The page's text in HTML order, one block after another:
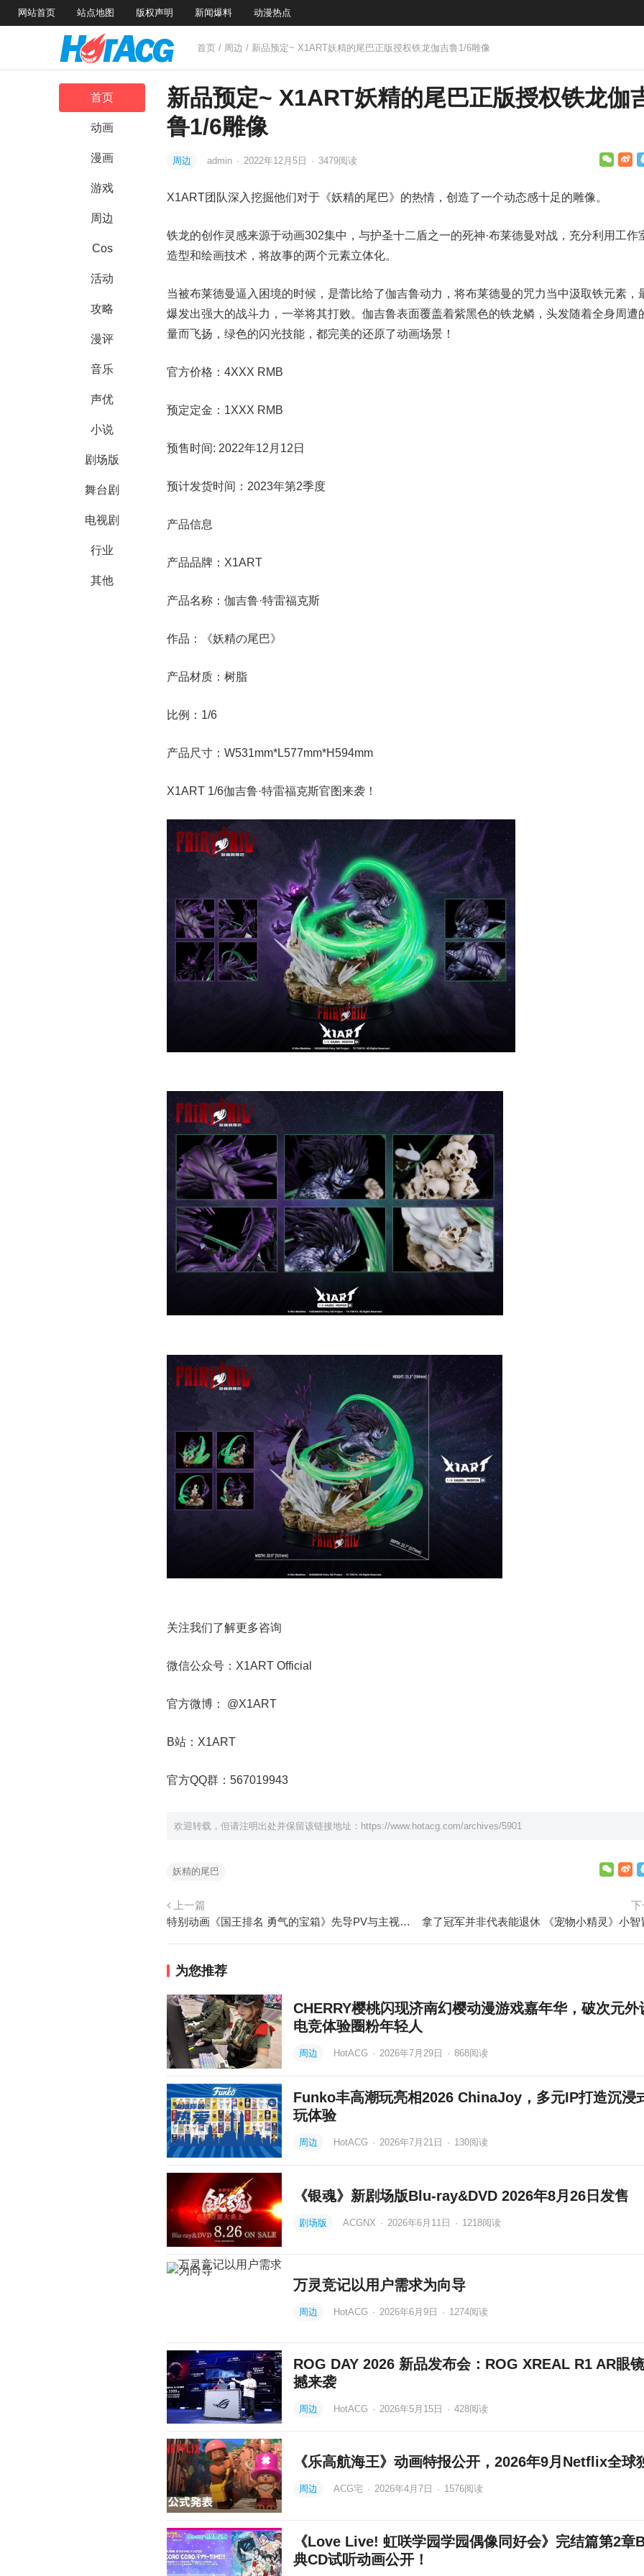
网站首页 站点地图 版权声明 新闻爆料 动漫热点
首页 / 周边 / 新品预定~ X1ART妖精的尾巴正版授权铁龙伽吉鲁1/6雕像
首页
动画
漫画
游戏
周边
Cos
活动
攻略
漫评
音乐
声优
小说
剧场版
舞台剧
电视剧
行业
其他
新品预定~ X1ART妖精的尾巴正版授权铁龙伽
鲁1/6雕像
周边 admin · 2022年12月5日 · 3479阅读
X1ART团队深入挖掘他们对于《妖精的尾巴》的热情，创造了一个动态感十足的雕像。
铁龙的创作灵感来源于动画302集中，与护圣十二盾之一的死神·布莱德曼对战，充分利用工作
造型和绘画技术，将故事的两个元素立体化。
当被布莱德曼逼入困境的时候，是蕾比给了伽吉鲁动力，将布莱德曼的咒力当中汲取铁元素，
爆发出强大的战斗力，一举将其打败。伽吉鲁表面覆盖着紫黑色的铁龙鳞，头发随着全身周遭
量而飞扬，绿色的闪光技能，都完美的还原了动画场景！
官方价格：4XXX RMB
预定定金：1XXX RMB
预售时间: 2022年12月12日
预计发货时间：2023年第2季度
产品信息
产品品牌：X1ART
产品名称：伽吉鲁·特雷福克斯
作品：《妖精の尾巴》
产品材质：树脂
比例：1/6
产品尺寸：W531mm*L577mm*H594mm
X1ART 1/6伽吉鲁·特雷福克斯官图来袭！
关注我们了解更多咨询
微信公众号：X1ART Official
官方微博： @X1ART
B站：X1ART
官方QQ群：567019943
欢迎转载，但请注明出处并保留该链接地址： https://www.hotacg.com/archives/5901
妖精的尾巴
上一篇
特别动画《国王排名 勇气的宝箱》先导PV与主视觉图公开，2023年4月播出
下
为您推荐
CHERRY樱桃闪现济南幻樱动漫游戏嘉年华，破次元外
电竞体验圈粉年轻人
周边 HotACG · 2026年7月29日 · 868阅读
Funko丰高潮玩亮相2026 ChinaJoy，多元IP打造沉浸
玩体验
周边 HotACG · 2026年7月21日 · 130阅读
《银魂》新剧场版Blu-ray&DVD 2026年8月26日发售
剧场版 ACGNX · 2026年6月11日 · 1218阅读
万灵竞记以用户需求为向导
周边 HotACG · 2026年6月9日 · 1274阅读
ROG DAY 2026 新品发布会：ROG XREAL R1 AR眼
撼来袭
周边 HotACG · 2026年5月15日 · 428阅读
《乐高航海王》动画特报公开，2026年9月Netflix全球
周边 ACG宅 · 2026年4月7日 · 1576阅读
《Love Live! 虹咲学园学园偶像同好会》完结篇第2章
典CD试听动画公开！